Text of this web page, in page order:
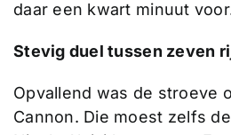
daar een kwart minuut
Stevig duel tussen zeven
Opvallend was de stroeve
Cannon. Die moest zelfs